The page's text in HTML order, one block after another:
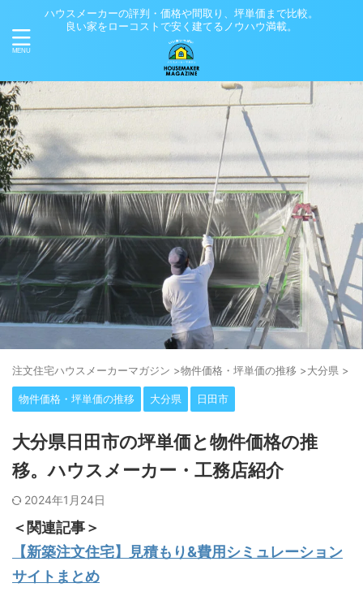
ハウスメーカーの評判・価格や間取り、坪単価まで比較。
良い家をローコストで安く建てるノウハウ満載。
注⽂住宅ハウスメーカーマガジン >物件価格・坪単価の推移 >大分県 >
物件価格・坪単価の推移 大分県 日田市
大分県日田市の坪単価と物件価格の推
移。ハウスメーカー・工務店紹介
2024年1月24日
＜関連記事＞
【新築注文住宅】見積もり&費用シミュレーション
サイトまとめ